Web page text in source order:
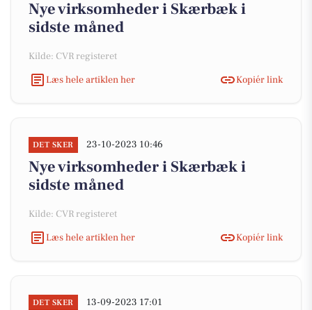
Nye virksomheder i Skærbæk i
sidste måned
Kilde: CVR registeret
Læs hele artiklen her
Kopiér link
DET SKER 23-10-2023 10:46
Nye virksomheder i Skærbæk i
sidste måned
Kilde: CVR registeret
Læs hele artiklen her
Kopiér link
DET SKER 13-09-2023 17:01